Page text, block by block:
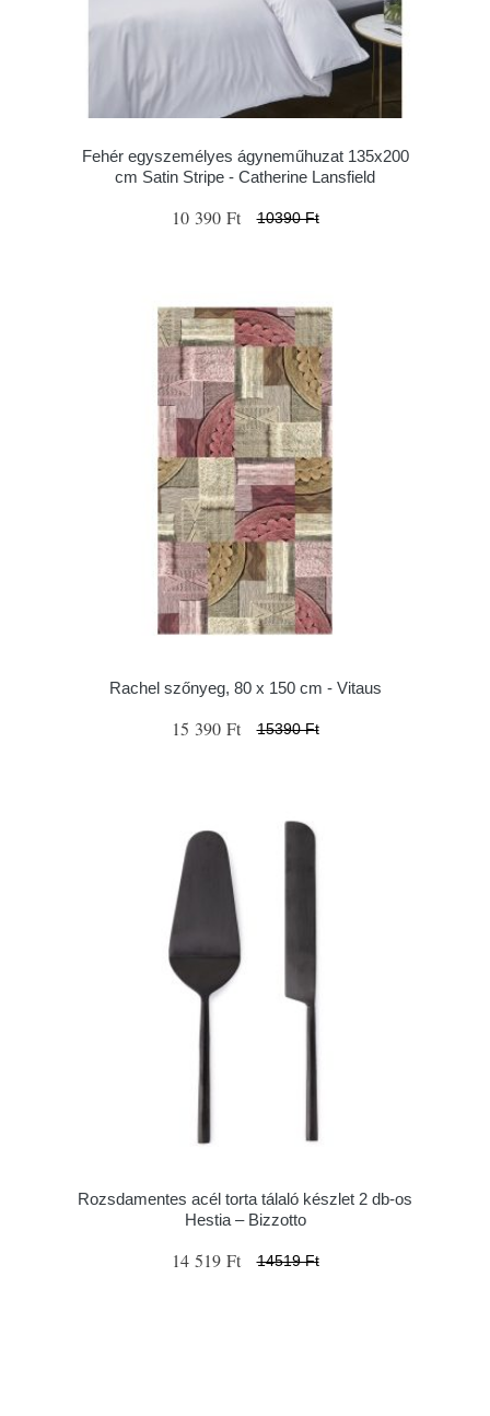
Fehér egyszemélyes ágyneműhuzat 135x200
cm Satin Stripe - Catherine Lansfield
10 390 Ft 10390 Ft
Rachel szőnyeg, 80 x 150 cm - Vitaus
15 390 Ft 15390 Ft
Rozsdamentes acél torta tálaló készlet 2 db-os
Hestia – Bizzotto
14 519 Ft 14519 Ft